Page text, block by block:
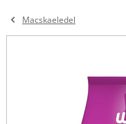
Macskaeledel